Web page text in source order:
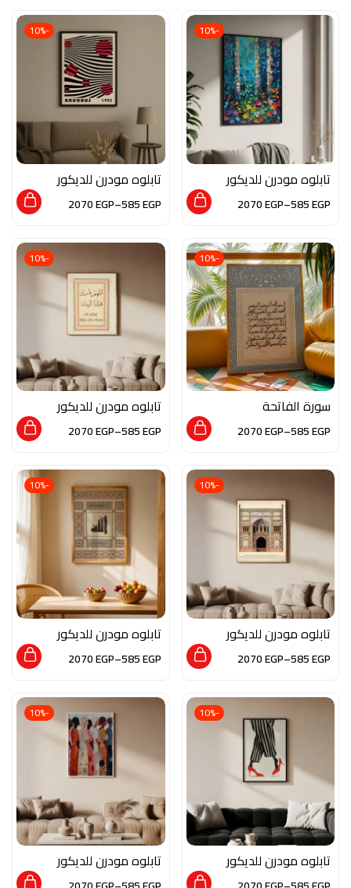
-10%
تابلوه مودرن للديكور
من الخشب الطبيعي و
الزجاج بلمسه من الفن
585EGP
–
2070EGP
-10%
تابلوه مودرن للديكور
من الخشب الطبيعي و
الزجاج بلمسه من الفن
585EGP
–
2070EGP
-10%
سورة الفاتحة
585EGP
–
2070EGP
-10%
تابلوه مودرن للديكور
من الخشب الطبيعي و
الزجاج بلمسه من فن
585EGP
–
2070EGP
-10%
تابلوه مودرن للديكور
من الخشب الطبيعي و
الزجاج بلمسه من الفن
585EGP
–
2070EGP
-10%
تابلوه مودرن للديكور
من الخشب الطبيعي و
الزجاج بلمسه من الفن
585EGP
–
2070EGP
-10%
تابلوه مودرن للديكور
من الخشب الطبيعي و
-10%
تابلوه مودرن للديكور
من الخشب الطبيعي و